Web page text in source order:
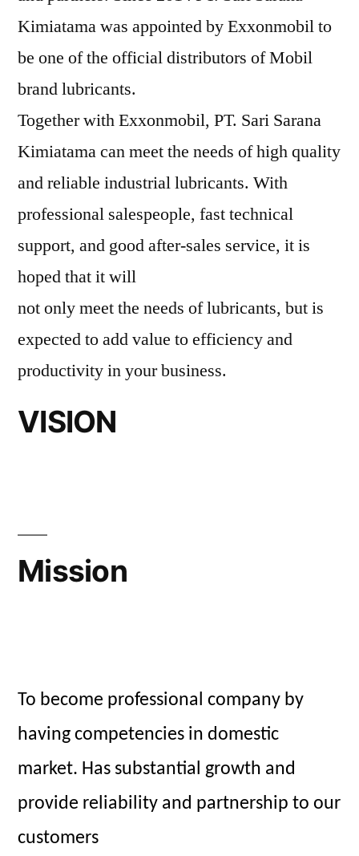
Kimiatama was appointed by Exxonmobil to
be one of the official distributors of Mobil
brand lubricants.
Together with Exxonmobil, PT. Sari Sarana
Kimiatama can meet the needs of high quality
and reliable industrial lubricants. With
professional salespeople, fast technical
support, and good after-sales service, it is
hoped that it will
not only meet the needs of lubricants, but is
expected to add value to efficiency and
productivity in your business.
VISION
Mission
To become professional company by
having competencies in domestic
market. Has substantial growth and
provide reliability and partnership to our
customers